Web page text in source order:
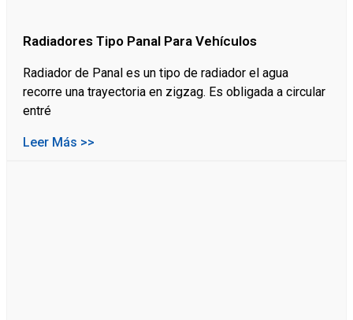
Radiadores Tipo Panal Para Vehículos
Radiador de Panal es un tipo de radiador el agua
recorre una trayectoria en zigzag. Es obligada a circular
entré
Leer Más >>